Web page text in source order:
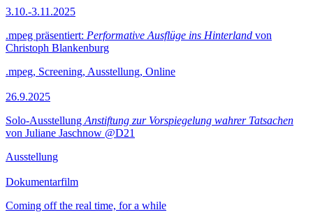
3.10.-3.11.2025
.mpeg präsentiert: Performative Ausflüge ins Hinterland von
Christoph Blankenburg
.mpeg, Screening, Ausstellung, Online
26.9.2025
Solo-Ausstellung Anstiftung zur Vorspiegelung wahrer Tatsachen
von Juliane Jaschnow @D21
Ausstellung
Dokumentarfilm
Coming off the real time, for a while